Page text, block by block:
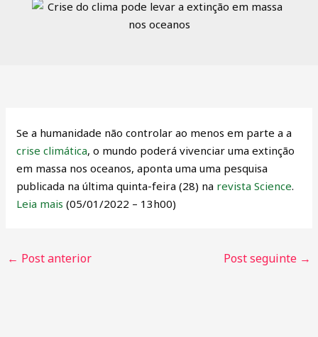
Se a humanidade não controlar ao menos em parte a a
crise climática, o mundo poderá vivenciar uma extinção
em massa nos oceanos, aponta uma uma pesquisa
publicada na última quinta-feira (28) na revista Science.
Leia mais (05/01/2022 – 13h00)
← Post anterior Post seguinte →